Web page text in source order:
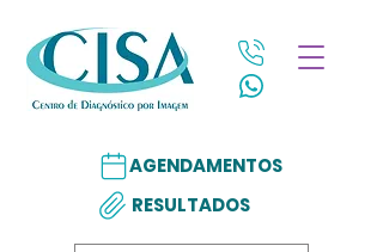
AGENDAMENTOS
RESULTADOS